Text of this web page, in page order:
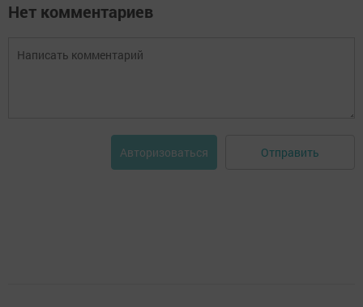
Нет комментариев
Авторизоваться Отправить